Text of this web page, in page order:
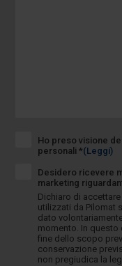
Ho preso visione
personali *(Leggi)
Desidero ricevere
marketing
Dichiaro di
utilizzati da Pilomat
dato
momento. In
fine dello scopo
conservazione
non pregiudica la